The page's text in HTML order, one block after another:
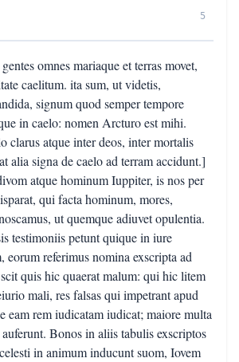
5
omnes mariaque et terras movet,
caelitum. ita sum, ut videtis,
signum quod semper tempore
in caelo: nomen Arcturo est mihi.
clarus atque inter deos, inter mortalis
alia signa de caelo ad terram accidunt.]
atque hominum Iuppiter, is nos per
qui facta hominum, mores,
ut quemque adiuvet opulentia.
testimoniis petunt quique in iure
eorum referimus nomina exscripta ad
quis hic quaerat malum: qui hic litem
mali, res falsas qui impetrant apud
eam rem iudicatam iudicat; maiore multa
Bonos in aliis tabulis exscriptos
in animum inducunt suom, Iovem